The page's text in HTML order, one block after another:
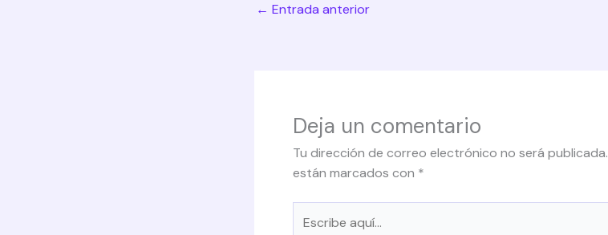
← Entrada anterior
Deja un comentario
Tu dirección de correo electrónico no será publicada.
están marcados con *